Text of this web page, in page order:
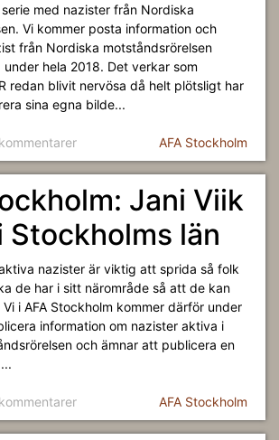
med nazister från Nordiska
Vi kommer posta information och
från Nordiska motståndsrörelsen
hela 2018. Det verkar som
redan blivit nervösa då helt plötsligt har
sina egna bilde...
AFA Stockholm
Jani Viik
Stockholms län
nazister är viktig att sprida så folk
de har i sitt närområde så att de kan
i AFA Stockholm kommer därför under
information om nazister aktiva i
och ämnar att publicera en
AFA Stockholm